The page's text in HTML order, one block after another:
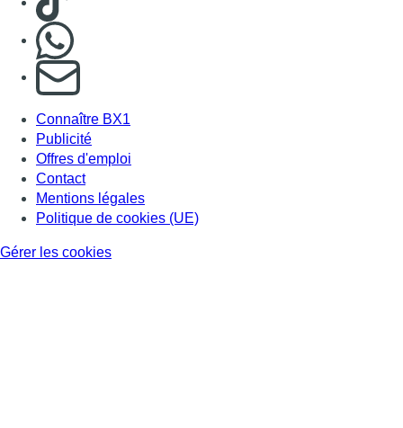
S'abonner à notre newsletter
Connaître BX1
Publicité
Offres d'emploi
Contact
Mentions légales
Politique de cookies (UE)
Gérer les cookies